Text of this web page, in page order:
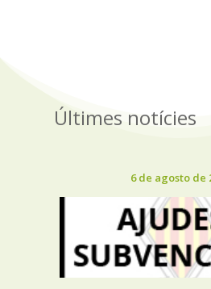
Últimes notícies
6 de agosto de